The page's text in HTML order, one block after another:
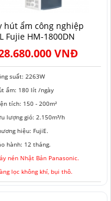
hút ẩm công nghiệp
Fujie HM-1800DN
VNĐ
suất: 2263W
ẩm: 180 lít /ngày
tích: 150 - 200m²
lượng gió: 2.150m³/h
hiệu: FujiE.
hành: 12 tháng.
nén Nhật Bản Panasonic.
lọc không khí, bụi thô.